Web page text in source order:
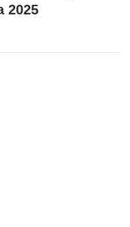
2025